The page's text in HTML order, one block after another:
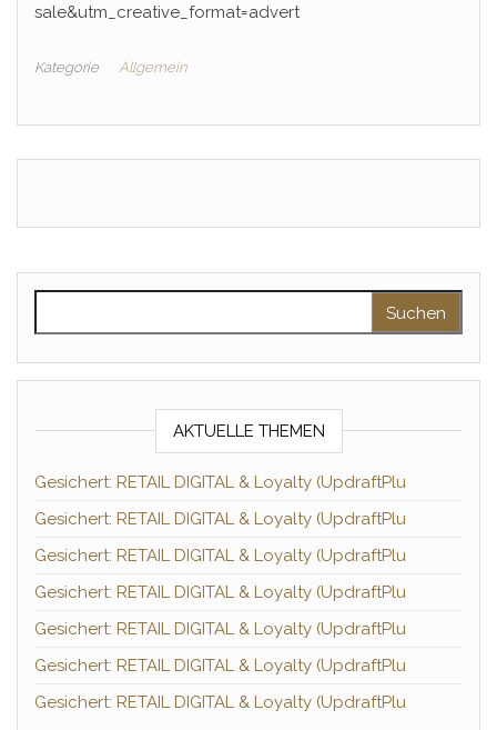
sale&utm_creative_format=advert
Kategorie Allgemein
AKTUELLE THEMEN
Gesichert: RETAIL DIGITAL & Loyalty (UpdraftPlu
Gesichert: RETAIL DIGITAL & Loyalty (UpdraftPlu
Gesichert: RETAIL DIGITAL & Loyalty (UpdraftPlu
Gesichert: RETAIL DIGITAL & Loyalty (UpdraftPlu
Gesichert: RETAIL DIGITAL & Loyalty (UpdraftPlu
Gesichert: RETAIL DIGITAL & Loyalty (UpdraftPlu
Gesichert: RETAIL DIGITAL & Loyalty (UpdraftPlu